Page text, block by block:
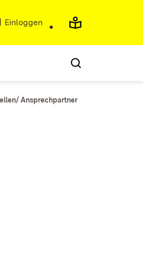
in neuem Fenster)
Einloggen
Ansprechpartner